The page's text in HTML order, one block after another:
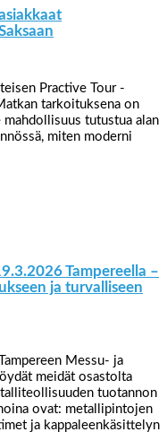
Practive Tour -
tarkoituksena on
tutustua alan
miten moderni
Tampereella –
ja turvalliseen
Messu- ja
meidät osastolta
tuotannon
ovat: metallipintojen
ja kappaleenkäsittelyn